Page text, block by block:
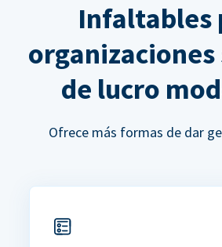
Infaltables
de lucro
Ofrece más formas de dar